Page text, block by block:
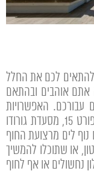
להתאים לכם את החלל
אתם אוהבים ובהתאם
עבורכם. האפשרויות
לחתונות עם נוף לים רבות כמו בית על הים, פורט 15, מסעדת גורודו
לים מרצועת החוף
או שתוכלו להמשיך
נחשולים או אף לחוף